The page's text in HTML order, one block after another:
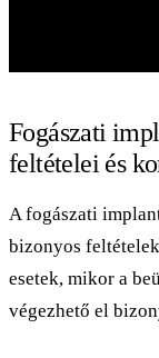
Fogászati
feltételei és
A fogászati
bizonyos
esetek, mikor a
végezhető el